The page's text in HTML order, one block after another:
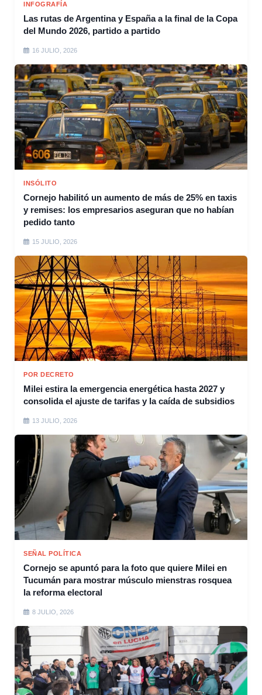
INFOGRAFÍA
Las rutas de Argentina y España a la final de la Copa
del Mundo 2026, partido a partido
16 JULIO, 2026
INSÓLITO
Cornejo habilitó un aumento de más de 25% en taxis
y remises: los empresarios aseguran que no habían
pedido tanto
15 JULIO, 2026
POR DECRETO
Milei estira la emergencia energética hasta 2027 y
consolida el ajuste de tarifas y la caída de subsidios
13 JULIO, 2026
SEÑAL POLÍTICA
Cornejo se apuntó para la foto que quiere Milei en
Tucumán para mostrar músculo mienstras rosquea
la reforma electoral
8 JULIO, 2026